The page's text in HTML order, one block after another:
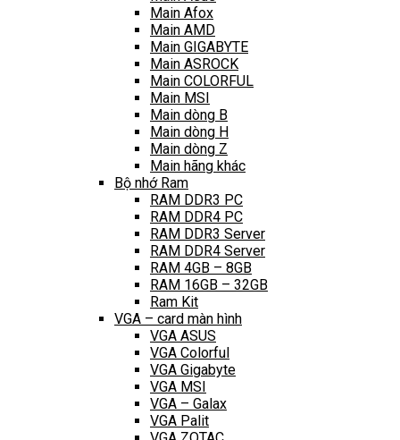
Main Afox
Main AMD
Main GIGABYTE
Main ASROCK
Main COLORFUL
Main MSI
Main dòng B
Main dòng H
Main dòng Z
Main hãng khác
Bộ nhớ Ram
RAM DDR3 PC
RAM DDR4 PC
RAM DDR3 Server
RAM DDR4 Server
RAM 4GB – 8GB
RAM 16GB – 32GB
Ram Kit
VGA – card màn hình
VGA ASUS
VGA Colorful
VGA Gigabyte
VGA MSI
VGA – Galax
VGA Palit